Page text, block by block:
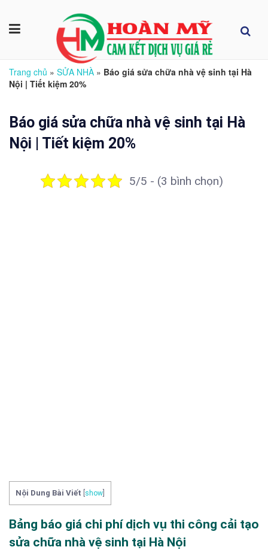
Trang chủ » SỬA NHÀ » Báo giá sửa chữa nhà vệ sinh tại Hà
Nội | Tiết kiệm 20%
Báo giá sửa chữa nhà vệ sinh tại Hà
Nội | Tiết kiệm 20%
5/5 - (3 bình chọn)
Nội Dung Bài Viết show
Bảng báo giá chi phí dịch vụ thi công cải tạo
sửa chữa nhà vệ sinh tại Hà Nội